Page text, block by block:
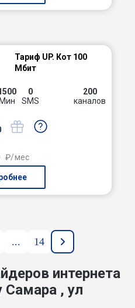
Тариф UP. Кот 100
Мбит
Мин
0
SMS
200
каналов
₽/мес
... 14
интернета
Самара , ул